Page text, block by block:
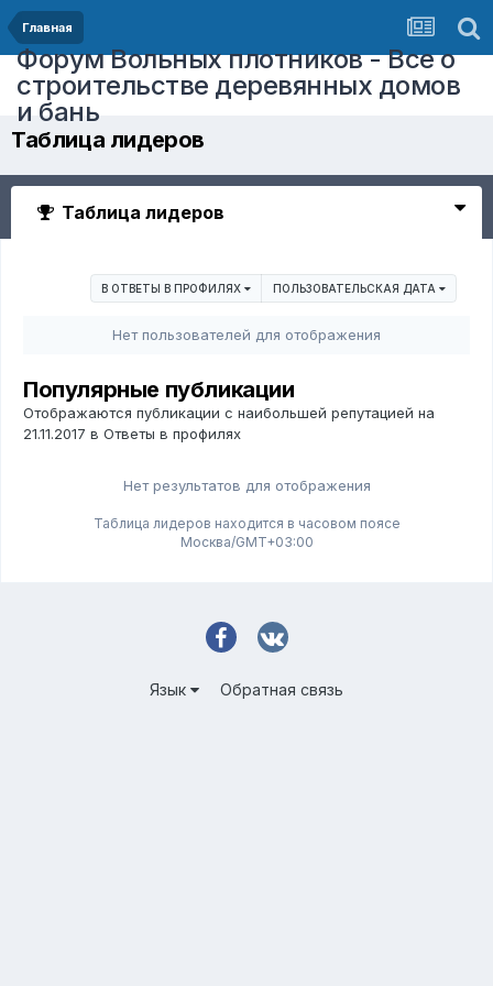
Главная
Форум Вольных плотников - Все о
строительстве деревянных домов
и бань
Таблица лидеров
Таблица лидеров
В ОТВЕТЫ В ПРОФИЛЯХ ПОЛЬЗОВАТЕЛЬСКАЯ ДАТА
Нет пользователей для отображения
Популярные публикации
Отображаются публикации с наибольшей репутацией на
21.11.2017 в Ответы в профилях
Нет результатов для отображения
Таблица лидеров находится в часовом поясе
Москва/GMT+03:00
Язык Обратная связь